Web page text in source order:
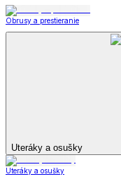
Obrusy a prestieranie
Uteráky a osušky
Uteráky a osušky